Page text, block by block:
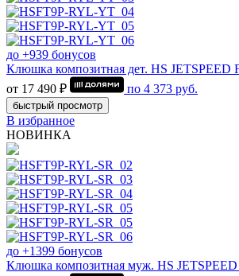
до +939 бонусов
Клюшка композитная дет. HS JETSPEED
от 17 490 ₽
по 4 373 руб.
быстрый просмотр
В избранное
НОВИНКА
до +1399 бонусов
Клюшка композитная муж. HS